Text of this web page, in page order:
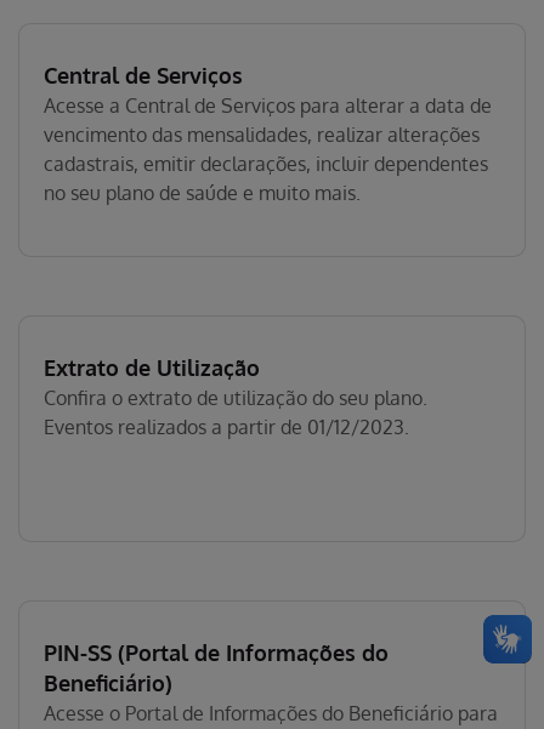
Central de Serviços
Acesse a Central de Serviços para alterar a data de
vencimento das mensalidades, realizar alterações
cadastrais, emitir declarações, incluir dependentes
no seu plano de saúde e muito mais.
Extrato de Utilização
Confira o extrato de utilização do seu plano.
Eventos realizados a partir de 01/12/2023.
PIN-SS (Portal de Informações do
Beneficiário)
Acesse o Portal de Informações do Beneficiário para